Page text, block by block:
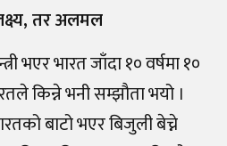
तर अलमल
भएर भारत जाँदा १० वर्षमा १०
किन्ने भनी सम्झौता भयो ।
बाटो भएर बिजुली बेच्ने